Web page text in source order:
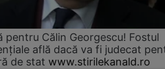
pentru Călin Georgescu! Fostul
află dacă va fi judecat
de stat www.stirilekanald.ro